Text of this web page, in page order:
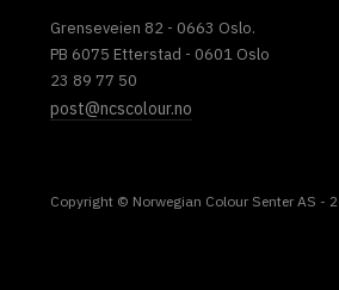
Grenseveien 82 - 0663 Oslo.
PB 6075 Etterstad - 0601 Oslo
23 89 77 50
post@ncscolour.no
Copyright © Norwegian Colour Senter AS -